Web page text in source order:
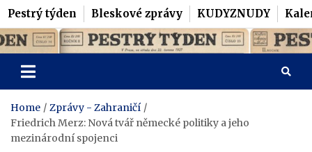
Pestrý týden Bleskové zprávy KUDYZNUDY
Skip
to
content
Pestrý Týden
Home
Zprávy - Zahraničí
Friedrich Merz: Nová tvář německé politiky a jeho
mezinárodní spojenci